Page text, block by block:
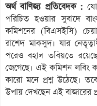
অর্থ বাণিজ্য প্রতিবেদক :
পরিচিত হওয়ার সুবাদে
কমিশনের (বিএসইসি)
রাশেদ মাকসুদ। যার
পরেও বহাল তবিয়তে
জেগেছে। এই কমিশন লবিং
কারো মনে প্রশ্ন উঠেছে।
উপায় দেখছেন এই বাজারের